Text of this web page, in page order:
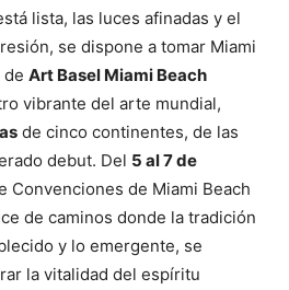
lista, las luces afinadas y el
se dispone a tomar Miami
de Art Basel Miami Beach
vibrante del arte mundial,
de cinco continentes, de las
debut. Del 5 al 7 de
Convenciones de Miami Beach
de caminos donde la tradición
y lo emergente, se
la vitalidad del espíritu